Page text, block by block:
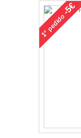
1°
pedido
-5€